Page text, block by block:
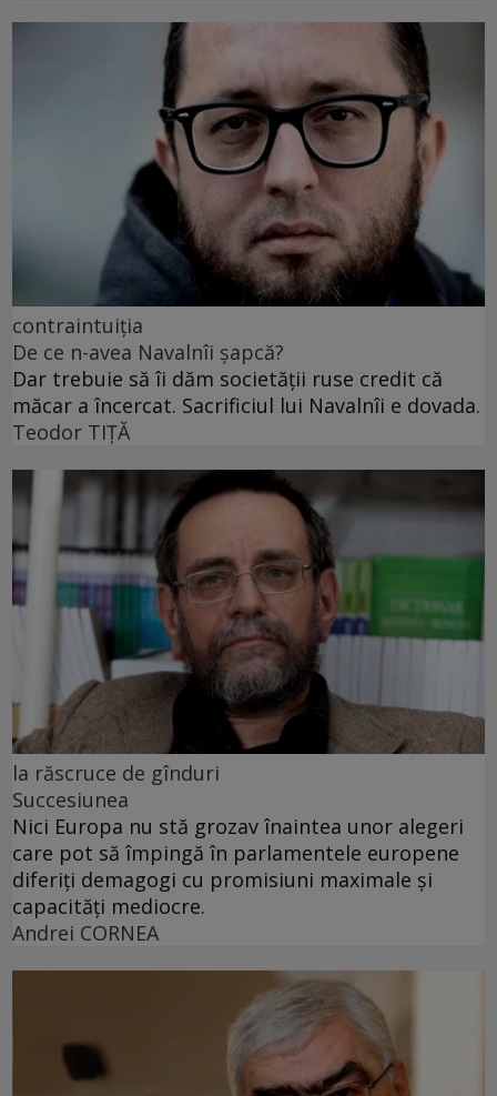
contraintuiția
De ce n-avea Navalnîi șapcă?
Dar trebuie să îi dăm societății ruse credit că
măcar a încercat. Sacrificiul lui Navalnîi e dovada.
Teodor TIŢĂ
la răscruce de gînduri
Succesiunea
Nici Europa nu stă grozav înaintea unor alegeri
care pot să împingă în parlamentele europene
diferiți demagogi cu promisiuni maximale și
capacități mediocre.
Andrei CORNEA